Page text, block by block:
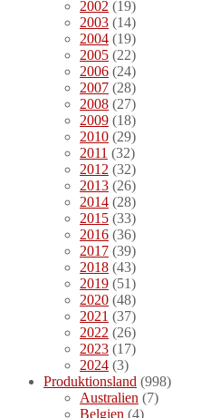
2002 (19)
2003 (14)
2004 (19)
2005 (22)
2006 (24)
2007 (28)
2008 (27)
2009 (18)
2010 (29)
2011 (32)
2012 (32)
2013 (26)
2014 (28)
2015 (33)
2016 (36)
2017 (39)
2018 (43)
2019 (51)
2020 (48)
2021 (37)
2022 (26)
2023 (17)
2024 (3)
Produktionsland (998)
Australien (7)
Belgien (4)